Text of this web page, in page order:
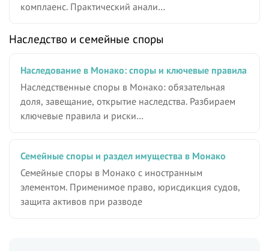
комплаенс. Практический анали…
Наследство и семейные споры
Наследование в Монако: споры и ключевые правила
Наследственные споры в Монако: обязательная
доля, завещание, открытие наследства. Разбираем
ключевые правила и риски…
Семейные споры и раздел имущества в Монако
Семейные споры в Монако с иностранным
элементом. Применимое право, юрисдикция судов,
защита активов при разводе